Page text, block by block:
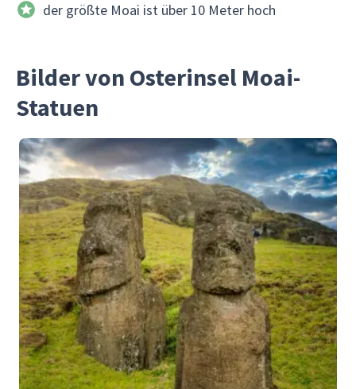
der größte Moai ist über 10 Meter hoch
Bilder von Osterinsel Moai-
Statuen